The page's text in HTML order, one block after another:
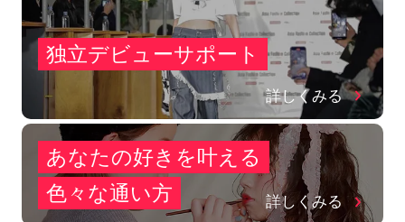
独立デビューサポート
詳しくみる
あなたの好きを叶える
⾊々な通い⽅
詳しくみる